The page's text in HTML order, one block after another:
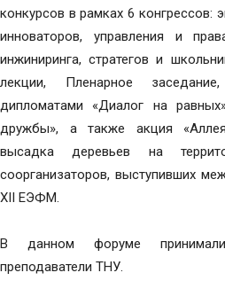
конкурсов в рамках 6 конгрессов:
инноваторов, управления и
инжиниринга, стратегов и
лекции, Пленарное
дипломатами «Диалог на
дружбы», а также акция
высадка деревьев на
соорганизаторов, выступивших
XII ЕЭФМ.
В данном форуме
преподаватели ТНУ.